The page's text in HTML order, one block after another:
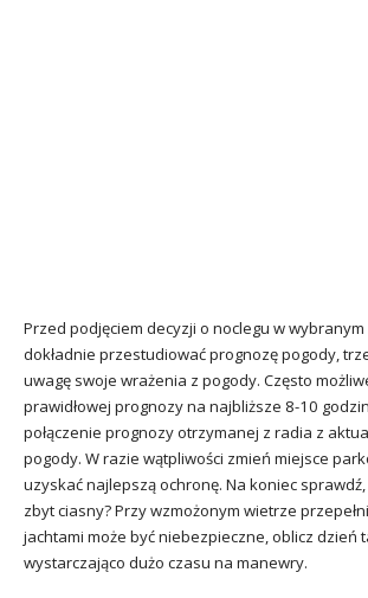
Przed podjęciem decyzji o noclegu w
dokładnie przestudiować prognozę pogody,
uwagę swoje wrażenia z pogody. Często
prawidłowej prognozy na najbliższe 8-10
połączenie prognozy otrzymanej z radia z
pogody. W razie wątpliwości zmień miejsce
uzyskać najlepszą ochronę. Na koniec
zbyt ciasny? Przy wzmożonym wietrze
jachtami może być niebezpieczne, oblicz dzień
wystarczająco dużo czasu na manewry.